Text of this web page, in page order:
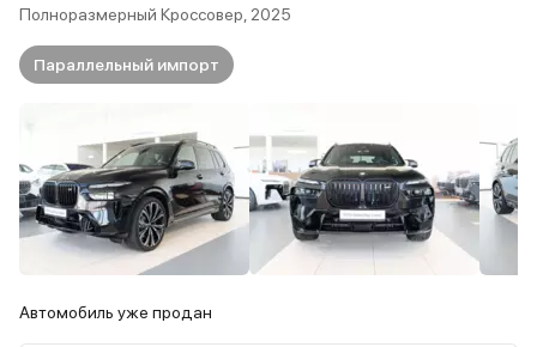
Полноразмерный Кроссовер, 2025
Параллельный импорт
Автомобиль уже продан